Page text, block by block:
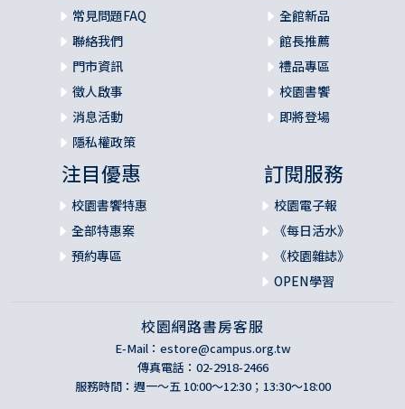
常見問題FAQ
聯絡我們
門市資訊
徵人啟事
消息活動
隱私權政策
全館新品
館長推薦
禮品專區
校園書饗
即將登場
注目優惠
校園書饗特惠
全部特惠案
預約專區
訂閱服務
校園電子報
《每日活水》
《校園雜誌》
OPEN學習
校園網路書房客服
E-Mail： estore@campus.org.tw
傳真電話：02-2918-2466
服務時間：週一～五 10:00～12:30；13:30～18:00